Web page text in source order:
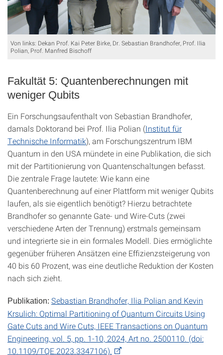
Von links: Dekan Prof. Kai Peter Birke, Dr. Sebastian Brandhofer, Prof. Ilia
Polian, Prof. Manfred Bischoff
Fakultät 5: Quantenberechnungen mit
weniger Qubits
Ein Forschungsaufenthalt von Sebastian Brandhofer,
damals Doktorand bei Prof. Ilia Polian (Institut für
Technische Informatik), am Forschungszentrum IBM
Quantum in den USA mündete in eine Publikation, die sich
mit der Partitionierung von Quantenschaltungen befasst.
Die zentrale Frage lautete: Wie kann eine
Quantenberechnung auf einer Plattform mit weniger Qubits
laufen, als sie eigentlich benötigt? Hierzu betrachtete
Brandhofer so genannte Gate- und Wire-Cuts (zwei
verschiedene Arten der Trennung) erstmals gemeinsam
und integrierte sie in ein formales Modell. Dies ermöglichte
gegenüber früheren Ansätzen eine Effizienzsteigerung von
40 bis 60 Prozent, was eine deutliche Reduktion der Kosten
nach sich zieht.
Publikation: Sebastian Brandhofer, Ilia Polian and Kevin
Krsulich: Optimal Partitioning of Quantum Circuits Using
Gate Cuts and Wire Cuts, IEEE Transactions on Quantum
Engineering, vol. 5, pp. 1-10, 2024, Art no. 2500110. (doi:
10.1109/TQE.2023.3347106).